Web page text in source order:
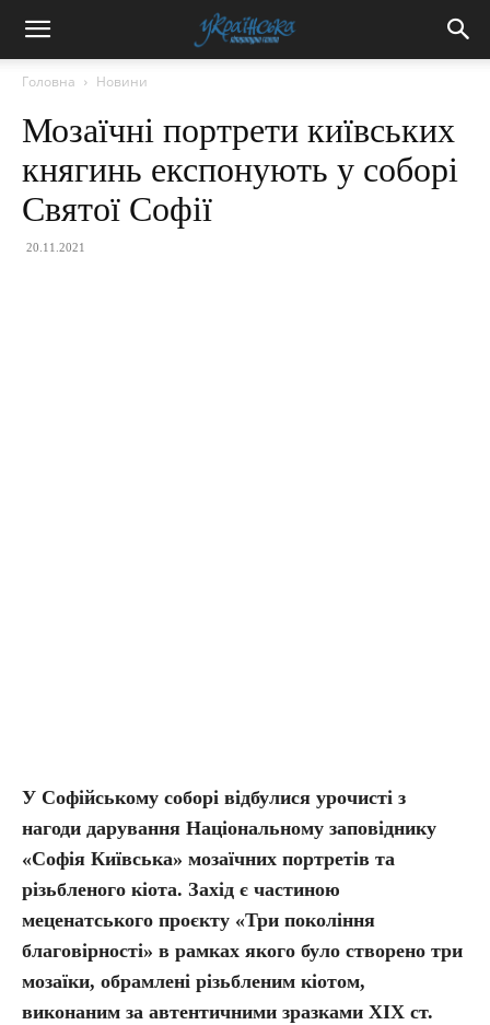
Головна Новини
Мозаїчні портрети київських
княгинь експонують у соборі
Святої Софії
20.11.2021
У Софійському соборі відбулися урочисті з
нагоди дарування Національному заповіднику
«Софія Київська» мозаїчних портретів та
різьбленого кіота. Захід є частиною
меценатського проєкту «Три покоління
благовірності» в рамках якого було створено три
мозаїки, обрамлені різьбленим кіотом,
виконаним за автентичними зразками ХІХ ст.